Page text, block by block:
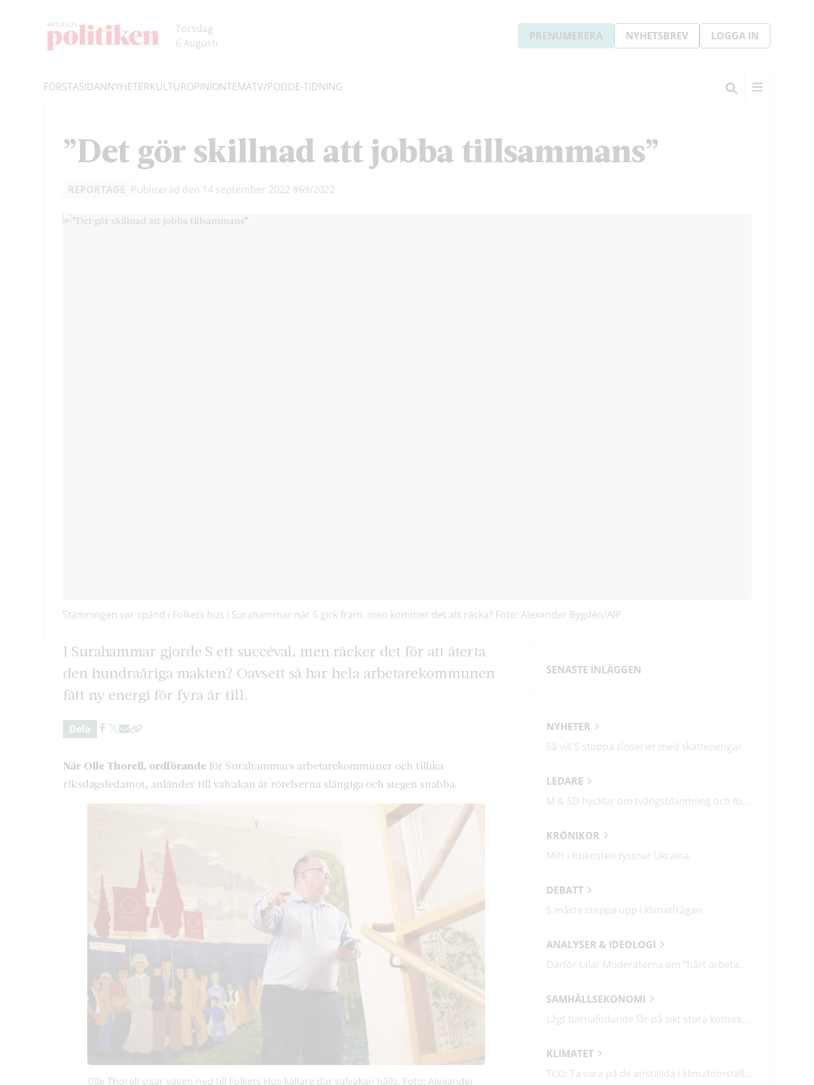
Torsdag
6 Augusti
PRENUMERERA NYHETSBREV LOGGA IN
FÖRSTASIDANNYHETERKULTUROPINIONTEMATV/PODDE-TIDNING
”Det gör skillnad att jobba tillsammans”
REPORTAGE Publicerad den 14 september 2022 #69/2022
Stämningen var spänd i Folkets hus i Surahammar när S gick fram, men kommer det att räcka? Foto: Alexander Bygdén/AIP
I Surahammar gjorde S ett succéval, men räcker det för att återta
den hundraåriga makten? Oavsett så har hela arbetarekommunen
fått ny energi för fyra år till.
Dela
När Olle Thorell, ordförande för Surahammars arbetarekommuner och tillika
riksdagsledamot, anländer till valvakan är rörelserna slängiga och stegen snabba.
Olle Thorell visar vägen ned till Folkets Hus källare där valvakan hålls. Foto: Alexander
SENASTE INLÄGGEN
NYHETER
Så vill S stoppa slöseriet med skattepengar
LEDARE
M & SD hycklar om tvångsblandning och förvärrar segregationen
KRÖNIKOR
Mitt i frukosten tystnar Ukraina
DEBATT
S måste steppa upp i klimatfrågan
ANALYSER & IDEOLOGI
Därför talar Moderaterna om ”hårt arbetande människor”
SAMHÄLLSEKONOMI
Lågt barnafödande får på sikt stora konsekvenser
KLIMATET
TCO: Ta vara på de anställda i klimatomställningen